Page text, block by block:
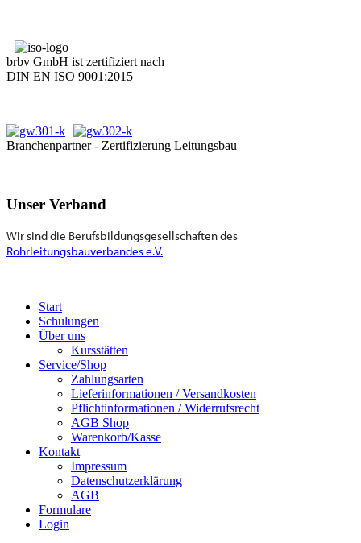
brbv GmbH ist zertifiziert nach
DIN EN ISO 9001:2015
Branchenpartner - Zertifizierung Leitungsbau
Unser Verband
Wir sind die Berufsbildungsgesellschaften des
Rohrleitungsbauverbandes e.V.
Start
Schulungen
Über uns
Kursstätten
Service/Shop
Zahlungsarten
Lieferinformationen / Versandkosten
Pflichtinformationen / Widerrufsrecht
AGB Shop
Warenkorb/Kasse
Kontakt
Impressum
Datenschutzerklärung
AGB
Formulare
Login